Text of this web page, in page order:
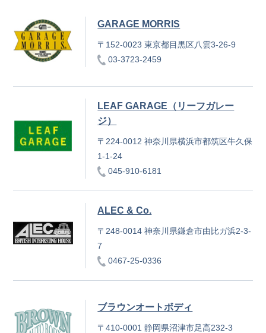
GARAGE MORRIS
〒152-0023 東京都目黒区八雲3-26-9
03-3723-2459
LEAF GARAGE（リーフガレー
ジ）
〒224-0012 神奈川県横浜市都筑区牛久保
1-1-24
045-910-6181
ALEC & Co.
〒248-0014 神奈川県鎌倉市由比ガ浜2-3-
7
0467-25-0336
ブラウンオートボディ
〒410-0001 静岡県沼津市足高232-3